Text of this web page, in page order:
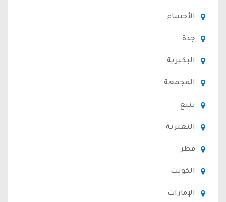
الأحساء
جدة
البكيرية
المجمعة
ينبع
النعيرية
قطر
الكويت
الإمارات